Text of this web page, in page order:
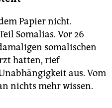
Papier nicht.
Somalias. Vor 26
somalischen
hatten, rief
aus. Vom
nichts mehr wissen.